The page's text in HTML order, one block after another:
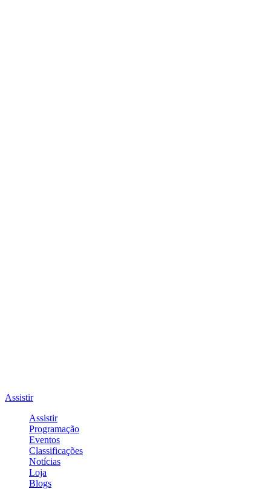
Assistir
Assistir
Programação
Eventos
Classificações
Notícias
Loja
Blogs